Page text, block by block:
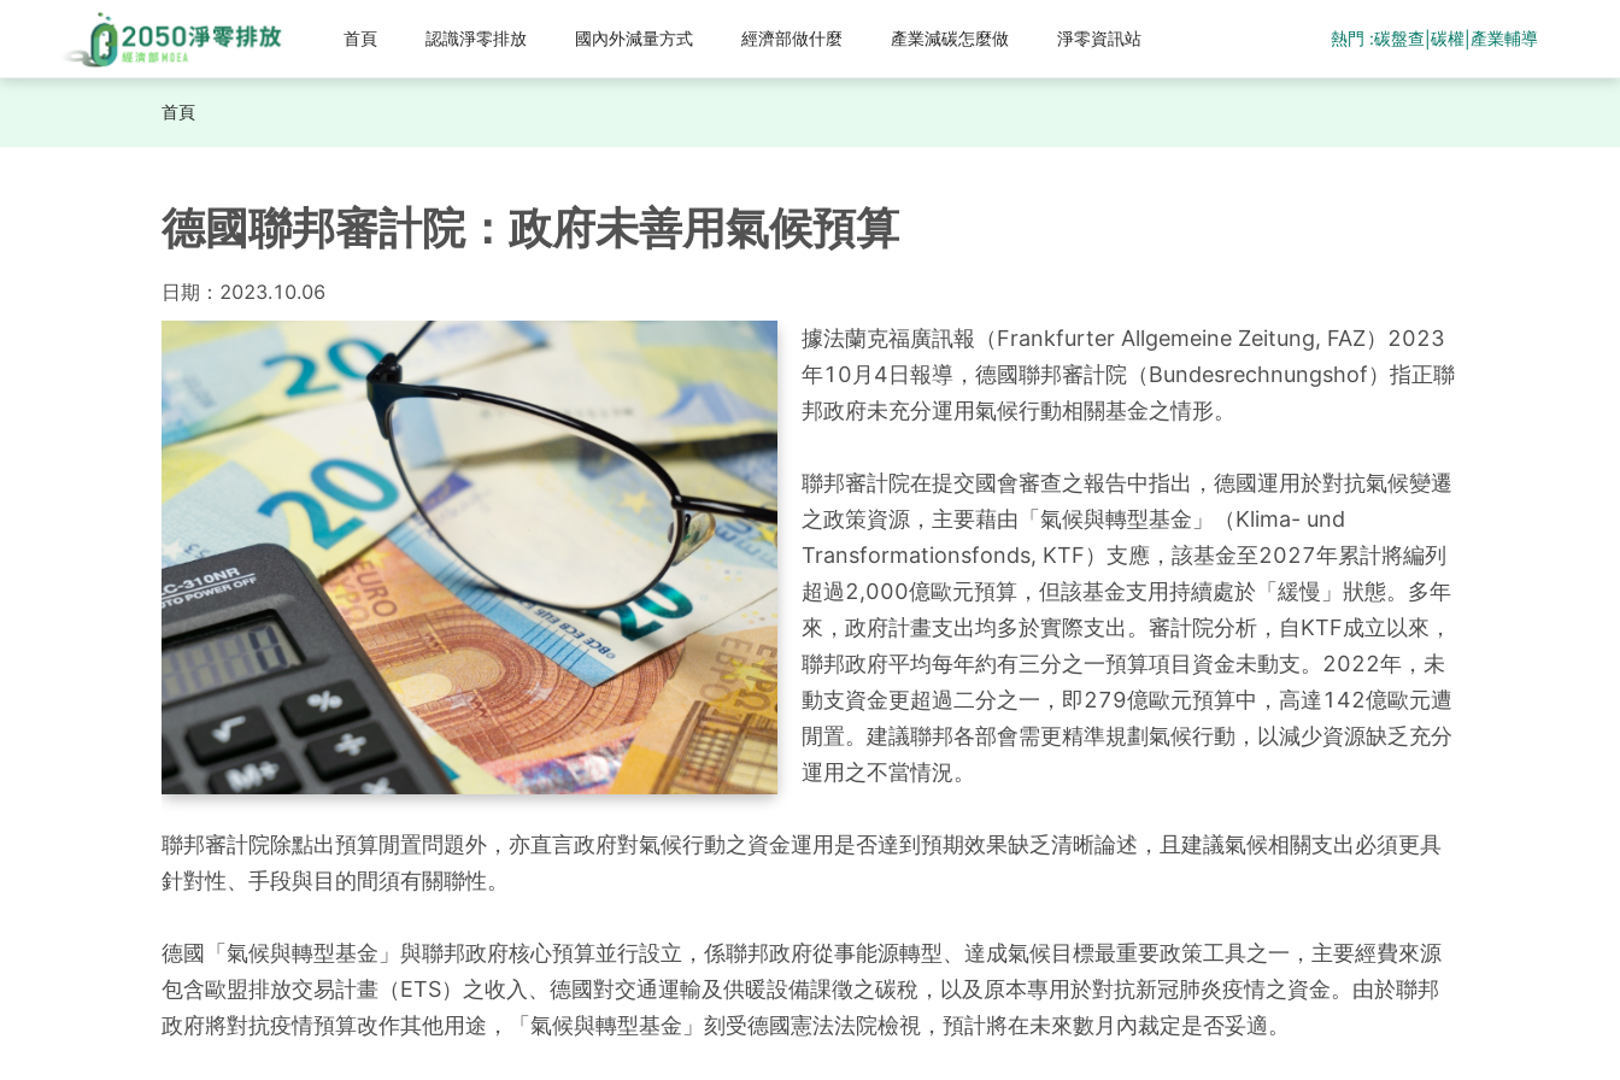
首頁 認識淨零排放 國內外減量方式 經濟部做什麼 產業減碳怎麼做 淨零資訊站 熱門 :碳盤查 |碳權 產業輔導
首頁
德國聯邦審計院：政府未善用氣候預算
日期： 2023.10.06
據法蘭克福廣訊報（Frankfurter Allgemeine Zeitung, FAZ）2023
年10月4日報導，德國聯邦審計院（Bundesrechnungshof）指正聯
邦政府未充分運用氣候行動相關基金之情形。
聯邦審計院在提交國會審查之報告中指出，德國運用於對抗氣候變遷
之政策資源，主要藉由「氣候與轉型基金」（Klima- und
Transformationsfonds, KTF）支應，該基金至2027年累計將編列
超過2,000億歐元預算，但該基金支用持續處於「緩慢」狀態。多年
來，政府計畫支出均多於實際支出。審計院分析，自KTF成立以來，
聯邦政府平均每年約有三分之一預算項目資金未動支。2022年，未
動支資金更超過二分之一，即279億歐元預算中，高達142億歐元遭
閒置。建議聯邦各部會需更精準規劃氣候行動，以減少資源缺乏充分
運用之不當情況。
聯邦審計院除點出預算閒置問題外，亦直言政府對氣候行動之資金運用是否達到預期效果缺乏清晰論述，且建議氣候相關支出必須更具
針對性、手段與目的間須有關聯性。
德國「氣候與轉型基金」與聯邦政府核心預算並行設立，係聯邦政府從事能源轉型、達成氣候目標最重要政策工具之一，主要經費來源
包含歐盟排放交易計畫（ETS）之收入、德國對交通運輸及供暖設備課徵之碳稅，以及原本專用於對抗新冠肺炎疫情之資金。由於聯邦
政府將對抗疫情預算改作其他用途，「氣候與轉型基金」刻受德國憲法法院檢視，預計將在未來數月內裁定是否妥適。